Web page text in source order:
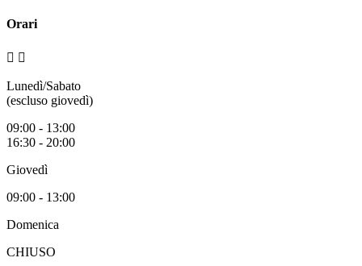
Orari
 
Lunedì/Sabato
(escluso giovedì)
09:00 - 13:00
16:30 - 20:00
Giovedì
09:00 - 13:00
Domenica
CHIUSO